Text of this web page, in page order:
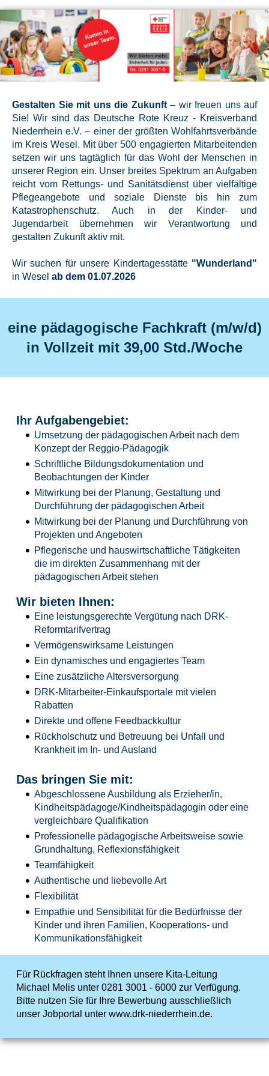
Gestalten Sie mit uns die Zukunft – wir freuen uns auf
Sie! Wir sind das Deutsche Rote Kreuz - Kreisverband
Niederrhein e.V. – einer der größten Wohlfahrtsverbände
im Kreis Wesel. Mit über 500 engagierten Mitarbeitenden
setzen wir uns tagtäglich für das Wohl der Menschen in
unserer Region ein. Unser breites Spektrum an Aufgaben
reicht vom Rettungs- und Sanitätsdienst über vielfältige
Pflegeangebote und soziale Dienste bis hin zum
Katastrophenschutz. Auch in der Kinder- und
Jugendarbeit übernehmen wir Verantwortung und
gestalten Zukunft aktiv mit.
Wir suchen für unsere Kindertagesstätte "Wunderland"
in Wesel ab dem 01.07.2026
eine pädagogische Fachkraft (m/w/d)
in Vollzeit mit 39,00 Std./Woche
Ihr Aufgabengebiet:
Umsetzung der pädagogischen Arbeit nach dem
Konzept der Reggio-Pädagogik
Schriftliche Bildungsdokumentation und
Beobachtungen der Kinder
Mitwirkung bei der Planung, Gestaltung und
Durchführung der pädagogischen Arbeit
Mitwirkung bei der Planung und Durchführung von
Projekten und Angeboten
Pflegerische und hauswirtschaftliche Tätigkeiten
die im direkten Zusammenhang mit der
pädagogischen Arbeit stehen
Wir bieten Ihnen:
Eine leistungsgerechte Vergütung nach DRK-
Reformtarifvertrag
Vermögenswirksame Leistungen
Ein dynamisches und engagiertes Team
Eine zusätzliche Altersversorgung
DRK-Mitarbeiter-Einkaufsportale mit vielen
Rabatten
Direkte und offene Feedbackkultur
Rückholschutz und Betreuung bei Unfall und
Krankheit im In- und Ausland
Das bringen Sie mit:
Abgeschlossene Ausbildung als Erzieher/in,
Kindheitspädagoge/Kindheitspädagogin oder eine
vergleichbare Qualifikation
Professionelle pädagogische Arbeitsweise sowie
Grundhaltung, Reflexionsfähigkeit
Teamfähigkeit
Authentische und liebevolle Art
Flexibilität
Empathie und Sensibilität für die Bedürfnisse der
Kinder und ihren Familien, Kooperations- und
Kommunikationsfähigkeit
Für Rückfragen steht Ihnen unsere Kita-Leitung
Michael Melis unter 0281 3001 - 6000 zur Verfügung.
Bitte nutzen Sie für Ihre Bewerbung ausschließlich
unser Jobportal unter www.drk-niederrhein.de.